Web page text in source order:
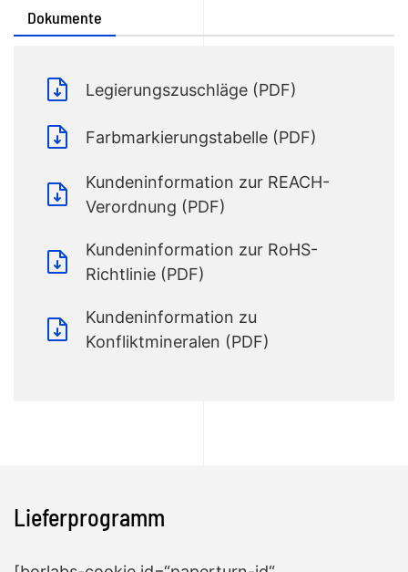
Dokumente
Legierungszuschläge (PDF)
Farbmarkierungstabelle (PDF)
Kundeninformation zur REACH-
Verordnung (PDF)
Kundeninformation zur RoHS-
Richtlinie (PDF)
Kundeninformation zu
Konfliktmineralen (PDF)
Lieferprogramm